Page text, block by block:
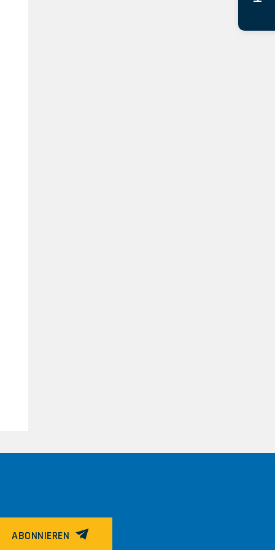
ABONNIEREN